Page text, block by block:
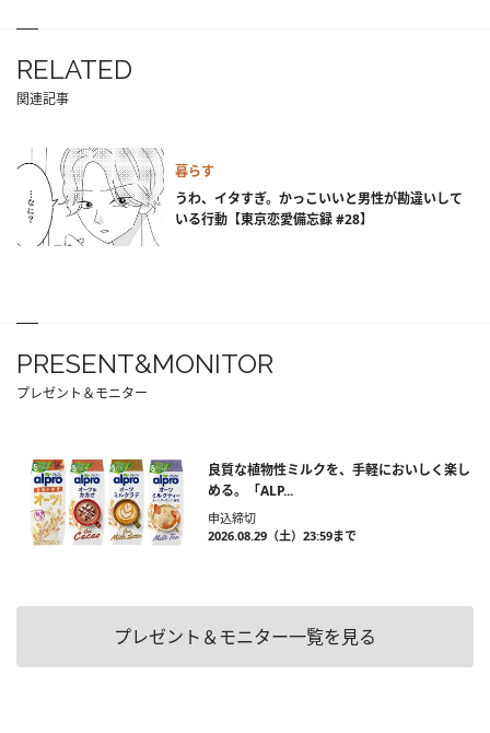
RELATED
関連記事
暮らす
うわ、イタすぎ。かっこいいと男性が勘違いして
いる行動【東京恋愛備忘録 #28】
PRESENT&MONITOR
プレゼント＆モニター
良質な植物性ミルクを、手軽においしく楽し
める。「ALP...
申込締切
2026.08.29（土）23:59まで
プレゼント＆モニター一覧を見る